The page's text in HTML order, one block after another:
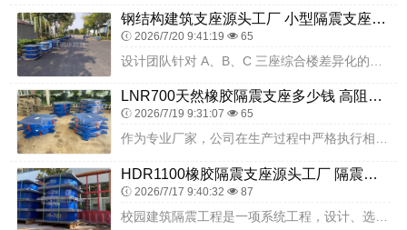
钢结构建筑支座源头工厂 小型隔震支座厂家 建筑橡胶隔震支座LRB500
2026/7/20 9:41:19 65
LNR700天然橡胶隔震支座多少钱 高阻尼减震橡胶支座什么价格 建筑铅芯橡胶隔震支座装置厂家
2026/7/19 9:31:07 65
作为专业厂家，公司在生产过程中严格执行相关工艺要求，从原材料采购到成品出厂，建立了完善的质量控制体系。金属构件采用高强度钢材，经过数控加工设备精准加工，关键部位...
HDR1100橡胶隔震支座源头工厂 隔震高阻尼支座厂家电话 LRB300铅芯橡胶隔震支座什么价格
2026/7/17 9:40:32 87